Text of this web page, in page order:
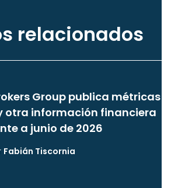
relacionados
Group publica métricas
otra información financiera
a junio de 2026
Fabián Tiscornia